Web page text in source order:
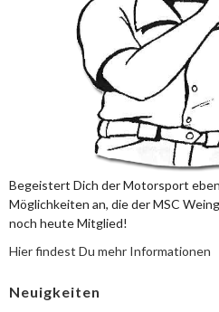
Begeistert Dich der Motorsport
Möglichkeiten an, die der MSC
noch heute Mitglied!
Hier findest Du mehr Informationen
Neuigkeiten